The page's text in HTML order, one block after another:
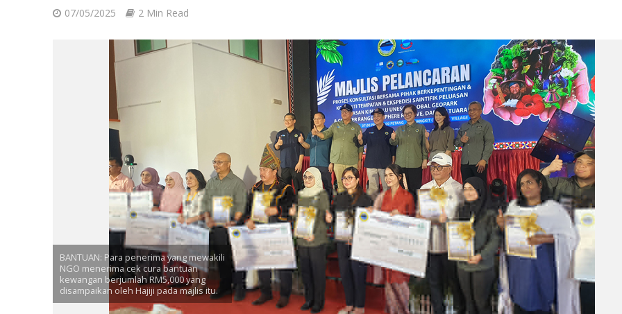
07/05/2025 2 Min Read
BANTUAN: Para penerima yang mewakili
NGO menerima cek cura bantuan
kewangan berjumlah RM5,000 yang
disampaikan oleh Hajiji pada majlis itu.